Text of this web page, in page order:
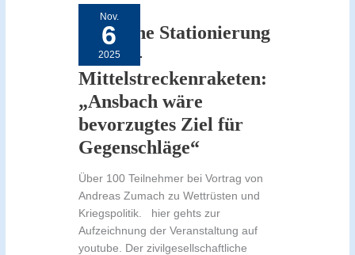
Nov.
6
2025
Mögliche Stationierung
von US-
Mittelstreckenraketen:
„Ansbach wäre
bevorzugtes Ziel für
Gegenschläge“
Über 100 Teilnehmer bei Vortrag von
Andreas Zumach zu Wettrüsten und
Kriegspolitik. hier gehts zur
Aufzeichnung der Veranstaltung auf
youtube. Der zivilgesellschaftliche
von
US-
Mittelstreckenraketen:
„Ansbach
wäre
bevorzugtes
Ziel
für